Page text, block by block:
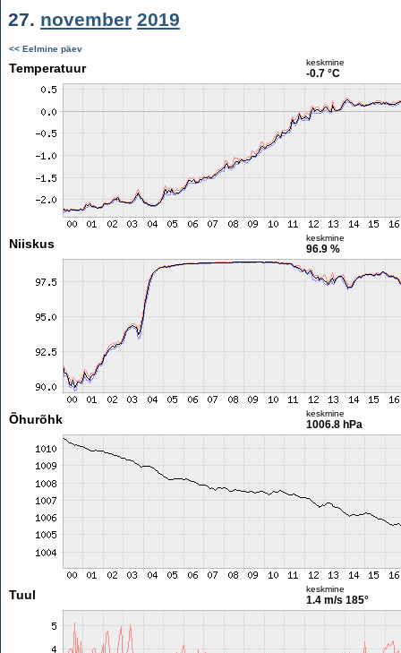
27. november 2019
<< Eelmine päev
Temperatuur keskmine
-0.7 °C
Niiskus keskmine
96.9 %
Õhurõhk keskmine
1006.8 hPa
Tuul keskmine
1.4 m/s 185°